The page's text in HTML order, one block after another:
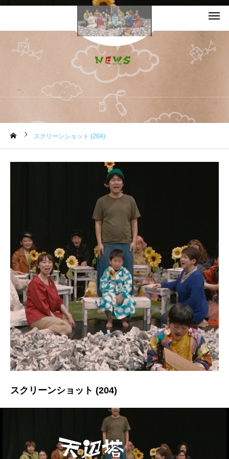
お知らせ
スクリーンショット (204)
スクリーンショット (204)